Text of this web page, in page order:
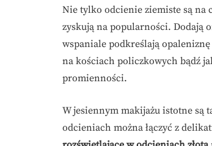
Nie tylko odcienie ziemiste są na
zyskują na popularności. Dodają
wspaniale podkreślają
na kościach policzkowych bądź
promienności.
W jesiennym makijażu istotne są
odcieniach można łączyć z